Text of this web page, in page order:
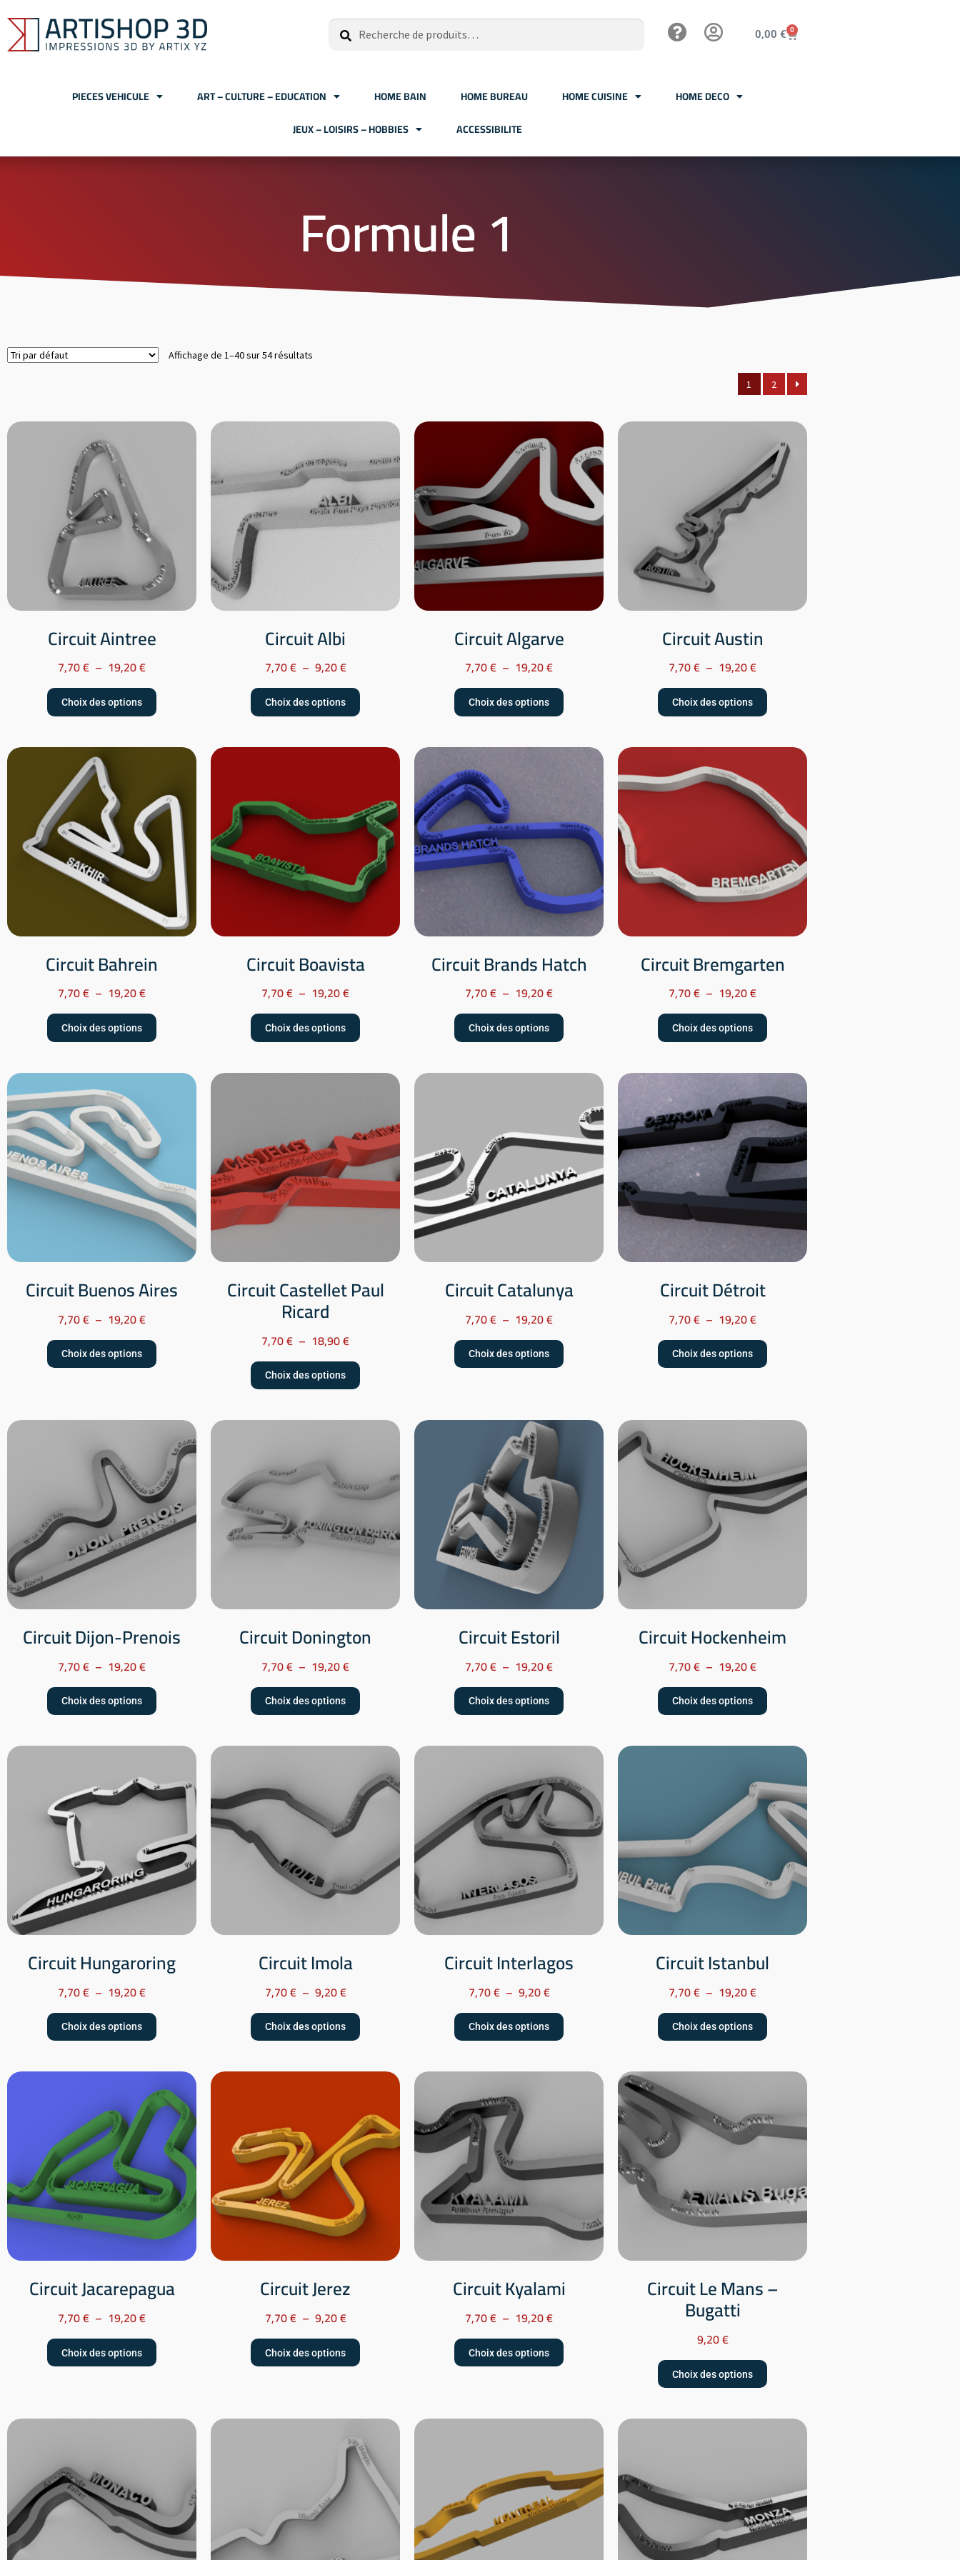
Recherche
0,00 € 0
PIECES VEHICULE ART – CULTURE – EDUCATION HOME BAIN HOME BUREAU HOME CUISINE
HOME DECO
JEUX – LOISIRS – HOBBIES
ACCESSIBILITE
Formule 1
Affichage de 1–40 sur 54 résultats
1 2
Circuit Aintree
7,70€ – 19,20€
Choix des options
Circuit Albi
7,70€ – 9,20€
Choix des options
Circuit Algarve
7,70€ – 19,20€
Choix des options
Circuit Austin
7,70€ – 19,20€
Choix des options
Circuit Bahrein
7,70€ – 19,20€
Choix des options
Circuit Boavista
7,70€ – 19,20€
Choix des options
Circuit Brands Hatch
7,70€ – 19,20€
Choix des options
Circuit Bremgarten
7,70€ – 19,20€
Choix des options
Circuit Buenos Aires
7,70€ – 19,20€
Choix des options
Circuit Castellet Paul
Ricard
7,70€ – 18,90€
Choix des options
Circuit Catalunya
7,70€ – 19,20€
Choix des options
Circuit Détroit
7,70€ – 19,20€
Choix des options
Circuit Dijon-Prenois
7,70€ – 19,20€
Choix des options
Circuit Donington
7,70€ – 19,20€
Choix des options
Circuit Estoril
7,70€ – 19,20€
Choix des options
Circuit Hockenheim
7,70€ – 19,20€
Choix des options
Circuit Hungaroring
7,70€ – 19,20€
Choix des options
Circuit Imola
7,70€ – 9,20€
Choix des options
Circuit Interlagos
7,70€ – 9,20€
Choix des options
Circuit Istanbul
7,70€ – 19,20€
Choix des options
Circuit Jacarepagua
7,70€ – 19,20€
Choix des options
Circuit Jerez
7,70€ – 9,20€
Choix des options
Circuit Kyalami
7,70€ – 19,20€
Choix des options
Circuit Le Mans –
Bugatti
9,20€
Choix des options